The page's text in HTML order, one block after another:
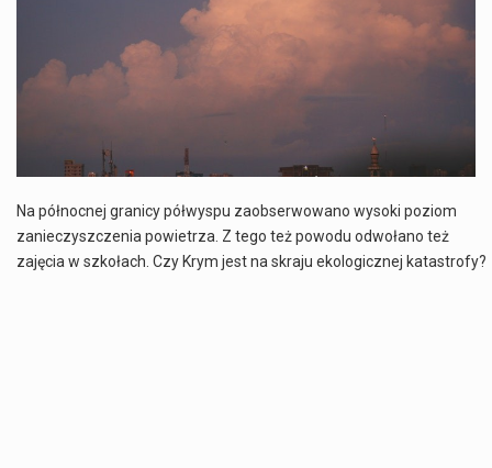
Co to jest globalne ocieplenie? Globalne ocieplenie to proces, który trwa od dłuższego czasu i prowadzi do podnoszenia się średnich temperatur zarówno na naszej planecie,…
Co charakteryzuje wojnę na Ukrainie w 2026 roku? W 2026 roku wojna na Ukrainie trwa już pięć lat, a jej przebieg charakteryzuje się intensywnymi działaniami…
Na północnej granicy półwyspu zaobserwowano wysoki poziom
zanieczyszczenia powietrza. Z tego też powodu odwołano też
zajęcia w szkołach. Czy Krym jest na skraju ekologicznej katastrofy?